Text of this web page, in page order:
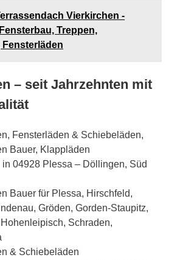
Vierkirchen -
Treppen,
– seit Jahrzehnten mit
Fensterläden & Schiebeläden,
Bauer, Klappläden
04928 Plessa – Döllingen, Süd
Bauer für Plessa, Hirschfeld,
Gröden, Gorden-Staupitz,
Schraden,
& Schiebeläden